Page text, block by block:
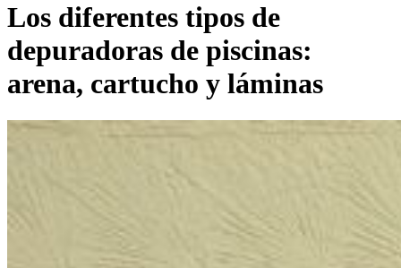
Los diferentes tipos de
depuradoras de piscinas:
arena, cartucho y láminas